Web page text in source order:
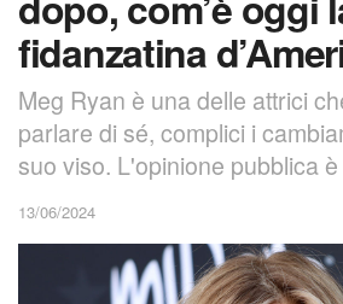
fidanzatina
Meg Ryan è una delle attrici
parlare di sé, complici i
suo viso. L'opinione pubblica
13/06/2024